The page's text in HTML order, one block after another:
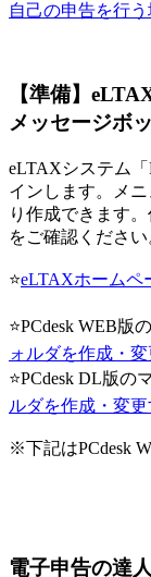
自己の申告を行
【準備】
メッセージボ
eLTAXシステム
インします。メ
り作成できます
をご確認ください
⭐eLTAXホームペ
⭐PCdesk WEB版
ォルダを作成・変
⭐PCdesk DL版の
ルダを作成・変更
※下記はPCdesk
電子申告の達